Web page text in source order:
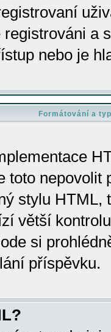
a
nebo je
Formátování a
toto
stylu HTML,
větší
si
příspěvku.